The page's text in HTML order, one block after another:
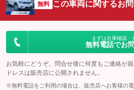
無料 この車両に関するお
まずは在庫確認・
無料電話でお
お気軽にどうぞ。問合せ後に何度もご連絡が
ドレスは販売店に公開されません。
※無料電話をご利用の場合は、販売店へお客様の